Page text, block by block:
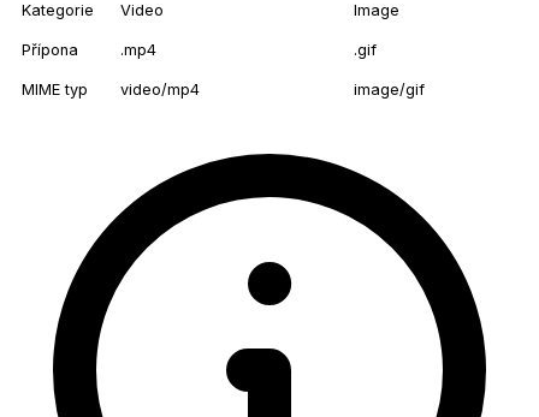
Kategorie Video Image
Přípona .mp4 .gif
MIME typ video/mp4 image/gif